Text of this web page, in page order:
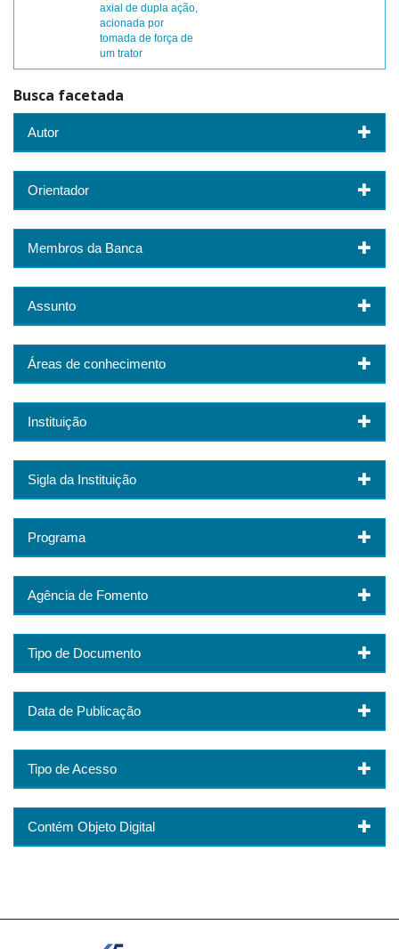
axial de dupla ação,
acionada por
tomada de força de
um trator
Busca facetada
Autor
Orientador
Membros da Banca
Assunto
Áreas de conhecimento
Instituição
Sigla da Instituição
Programa
Agência de Fomento
Tipo de Documento
Data de Publicação
Tipo de Acesso
Contém Objeto Digital